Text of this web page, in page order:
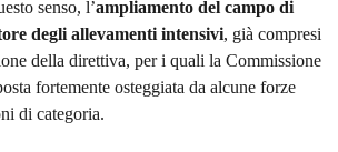
senso, l’ampliamento del campo di
degli allevamenti intensivi, già compresi
della direttiva, per i quali la Commissione
fortemente osteggiata da alcune forze
di categoria.